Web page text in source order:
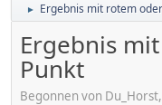
► Ergebnis mit rotem
Ergebnis
Punkt
Begonnen von